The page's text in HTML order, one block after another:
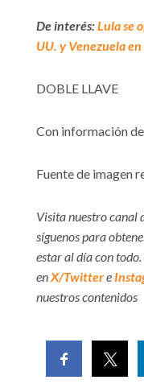
De interés:Lula se
UU. y Venezuela
DOBLE LLAVE
Con información
Fuente de imagen
Visita nuestro canal
síguenos para
estar al día con
enX/Twittere
nuestros contenidos